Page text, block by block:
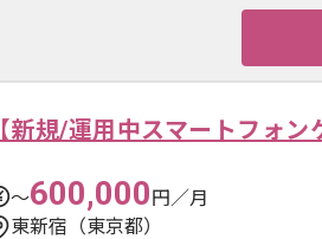
【新規/運用中スマートフォ
〜600,000円／月
東新宿（東京都）